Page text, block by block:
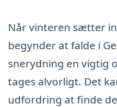
Når vinteren sætter
begynder at falde i
snerydning en vigtig
tages alvorligt. Det
udfordring at finde